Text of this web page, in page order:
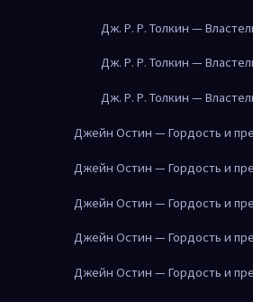
Дж. Р. Р. Толкин —
Дж. Р. Р. Толкин —
Дж. Р. Р. Толкин —
Джейн Остин — Гордость и
Джейн Остин — Гордость и
Джейн Остин — Гордость и
Джейн Остин — Гордость и
Джейн Остин — Гордость и